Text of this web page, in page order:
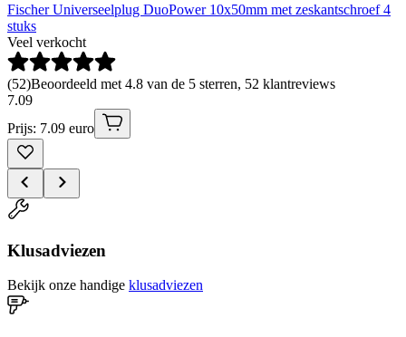
Fischer Universeelplug DuoPower 10x50mm met zeskantschroef 4
stuks
Veel verkocht
(52)Beoordeeld met 4.8 van de 5 sterren, 52 klantreviews
7.09
Prijs: 7.09 euro
Klusadviezen
Bekijk onze handige klusadviezen